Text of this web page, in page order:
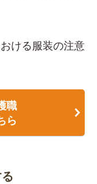
ける服装の注意
職
ら